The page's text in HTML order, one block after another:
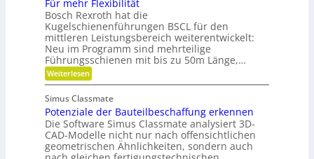
e
r
a
n
t
w
o
r
t
u
n
z
i
g
e
S
t
i
f
t
n
g
g
e
g
r
e
x
i
b
l
e
P
l
a
n
t
e
n
g
e
Für mehr Flexibilität
Bosch Rexroth hat die
Kugelschienenführungen BSCL für den
mittleren Leistungsbereich weiterentwickelt:
Neu im Programm sind mehrteilige
Führungsschienen mit bis zu 50m Länge,…
Weiterlesen:
F
r
m
e
h
r
F
Simus Classmate
Potenziale der Bauteilbeschaffung erkennen
Die Software Simus Classmate analysiert 3D-
CAD-Modelle nicht nur nach offensichtlichen
geometrischen Ähnlichkeiten, sondern auch